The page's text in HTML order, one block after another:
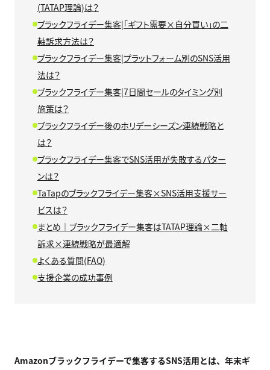
(TATAP理論)は？
ブラックフライデー集客|「ギフト需要×自分買い」の二
軸訴求方法は？
ブラックフライデー集客|プラットフォーム別のSNS活用
法は？
ブラックフライデー集客|7日間セールのタイミング別
施策は？
ブラックフライデー後のホリデーシーズン連続戦略と
は？
ブラックフライデー集客でSNS活用が失敗するパター
ンは？
TaTapのブラックフライデー集客×SNS活用支援サー
ビスは？
まとめ｜ブラックフライデー集客はTATAP理論×二軸
訴求×連続戦略が最適解
よくある質問(FAQ)
支援企業の成功事例
Amazonブラックフライデーで集客するSNS活用とは、年末ギ